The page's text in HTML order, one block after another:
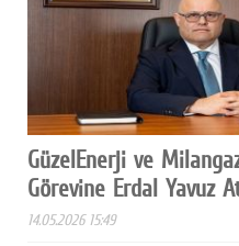
GüzelEnerji ve
Görevine Erdal Yavuz
14.05.2026 15:49